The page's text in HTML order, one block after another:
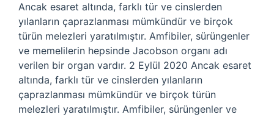
Ancak esaret altında, farklı tür ve cinslerden
yılanların çaprazlanması mümkündür ve birçok
türün melezleri yaratılmıştır. Amfibiler, sürüngenler
ve memelilerin hepsinde Jacobson organı adı
verilen bir organ vardır. 2 Eylül 2020 Ancak esaret
altında, farklı tür ve cinslerden yılanların
çaprazlanması mümkündür ve birçok türün
melezleri yaratılmıştır. Amfibiler, sürüngenler ve